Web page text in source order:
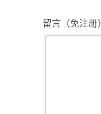
留言（免注册）